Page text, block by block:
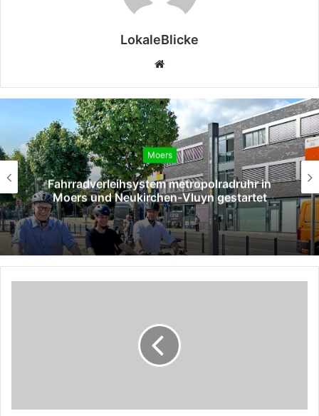
LokaleBlicke
Webseite
Moers
Fahrradverleihsystem metropolradruhr in
Moers und Neukirchen-Vluyn gestartet